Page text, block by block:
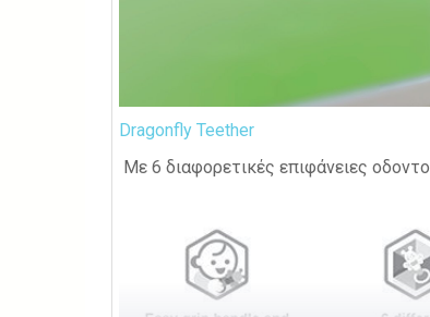
Dragonfly Teether
Με 6 διαφορετικές επιφάνειες